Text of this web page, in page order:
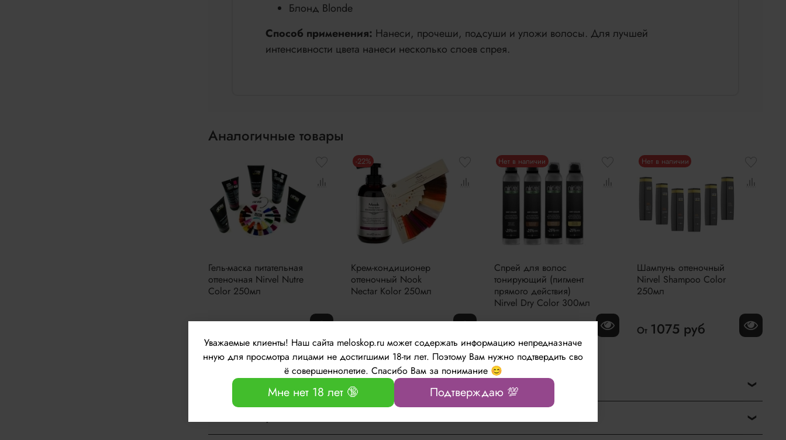
Блонд Blonde
Способ применения: Нанеси, прочеши, подсуши и уложи волосы. Для лучшей
интенсивности цвета нанеси несколько слоев спрея.
Аналогичные товары
Гель-маска питательная
оттеночная Nirvel Nutre
Color 250мл
-22%
Крем-кондиционер
оттеночный Nook
Nectar Kolor 250мл
Нет в наличии
Спрей для волос
тонирующий (пигмент
прямого действия)
Nirvel Dry Color 300мл
Нет в наличии
Шампунь оттеночный
Nirvel Shampoo Color
250мл
От 1075 руб
Требуется ли регистрация на сайте, чтобы сделать заказ?
Нет. На нашем сайте нет регистрации при оформлении заказ. Вам достаточно ввести только данные при оформлении покупки.
Уважаемые клиенты! Наш сайта meloskop.ru может содержать информацию непредназначе
нную для просмотра лицами не достигшими 18-ти лет. Поэтому Вам нужно подтвердить сво
ё совершеннолетие. Спасибо Вам за понимание 😊
Мне нет 18 лет 🔞 Подтверждаю 💯